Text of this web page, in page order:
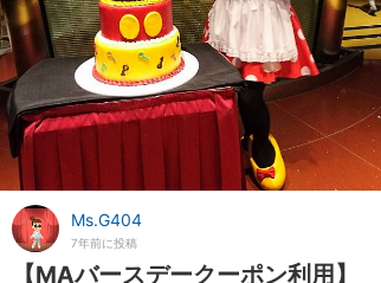
Ms.G404
7年前に投稿
【MAバースデークーポン利用】